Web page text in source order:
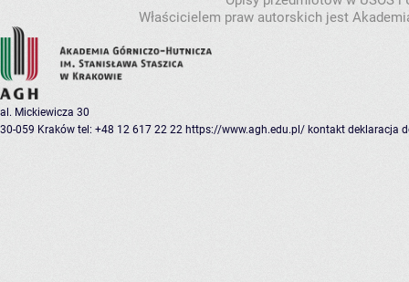
Właścicielem praw autorskich jest
al. Mickiewicza 30
30-059 Kraków tel: +48 12 617 22 22 https://www.agh.edu.pl/ kontakt deklaracja